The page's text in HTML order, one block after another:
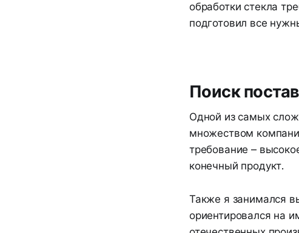
обработки стекла
подготовил все
Поиск
Одной из самых
множеством
требование –
конечный продукт.
Также я занимался
ориентировался на